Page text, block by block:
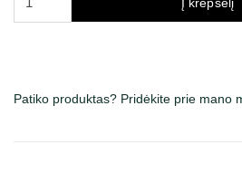
kraikas
Patiko produktas? Pridėkite prie mano